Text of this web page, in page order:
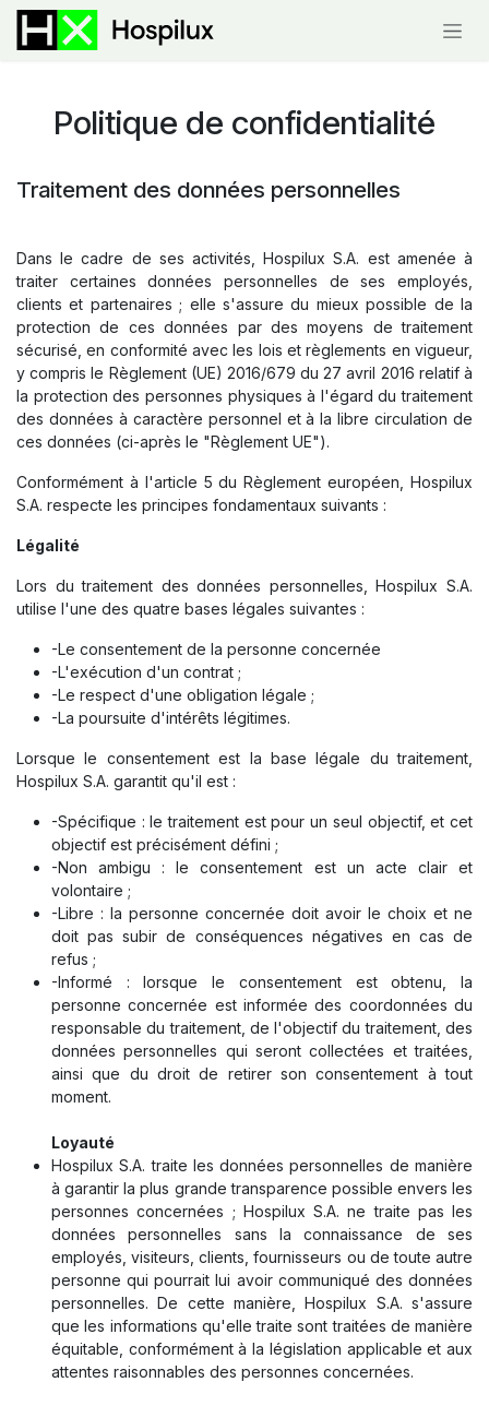
Se rendre au contenu
Politique de confidentialité
Traitement des données personnelles
Dans le cadre de ses activités, Hospilux S.A. est amenée à
traiter certaines données personnelles de ses employés,
clients et partenaires ; elle s'assure du mieux possible de la
protection de ces données par des moyens de traitement
sécurisé, en conformité avec les lois et règlements en vigueur,
y compris le Règlement (UE) 2016/679 du 27 avril 2016 relatif à
la protection des personnes physiques à l'égard du traitement
des données à caractère personnel et à la libre circulation de
ces données (ci-après le "Règlement UE").
Conformément à l'article 5 du Règlement européen, Hospilux
S.A. respecte les principes fondamentaux suivants :
Légalité
Lors du traitement des données personnelles, Hospilux S.A.
utilise l'une des quatre bases légales suivantes :
-Le consentement de la personne concernée
-L'exécution d'un contrat ;
-Le respect d'une obligation légale ;
-La poursuite d'intérêts légitimes.
Lorsque le consentement est la base légale du traitement,
Hospilux S.A. garantit qu'il est :
-Spécifique : le traitement est pour un seul objectif, et cet
objectif est précisément défini ;
-Non ambigu : le consentement est un acte clair et
volontaire ;
-Libre : la personne concernée doit avoir le choix et ne
doit pas subir de conséquences négatives en cas de
refus ;
-Informé : lorsque le consentement est obtenu, la
personne concernée est informée des coordonnées du
responsable du traitement, de l'objectif du traitement, des
données personnelles qui seront collectées et traitées,
ainsi que du droit de retirer son consentement à tout
moment.
Loyauté
Hospilux S.A. traite les données personnelles de manière
à garantir la plus grande transparence possible envers les
personnes concernées ; Hospilux S.A. ne traite pas les
données personnelles sans la connaissance de ses
employés, visiteurs, clients, fournisseurs ou de toute autre
personne qui pourrait lui avoir communiqué des données
personnelles. De cette manière, Hospilux S.A. s'assure
que les informations qu'elle traite sont traitées de manière
équitable, conformément à la législation applicable et aux
attentes raisonnables des personnes concernées.